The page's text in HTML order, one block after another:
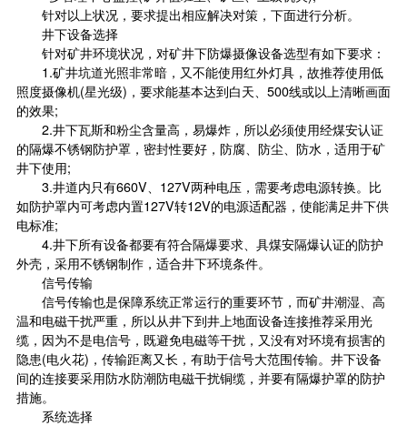
针对以上状况，要求提出相应解决对策，下面进行分析。
井下设备选择
针对矿井环境状况，对矿井下防爆摄像设备选型有如下要求：
1.矿井坑道光照非常暗，又不能使用红外灯具，故推荐使用低
照度摄像机(星光级)，要求能基本达到白天、500线或以上清晰画面
的效果;
2.井下瓦斯和粉尘含量高，易爆炸，所以必须使用经煤安认证
的隔爆不锈钢防护罩，密封性要好，防腐、防尘、防水，适用于矿
井下使用;
3.井道内只有660V、127V两种电压，需要考虑电源转换。比
如防护罩内可考虑内置127V转12V的电源适配器，使能满足井下供
电标准;
4.井下所有设备都要有符合隔爆要求、具煤安隔爆认证的防护
外壳，采用不锈钢制作，适合井下环境条件。
信号传输
信号传输也是保障系统正常运行的重要环节，而矿井潮湿、高
温和电磁干扰严重，所以从井下到井上地面设备连接推荐采用光
缆，因为不是电信号，既避免电磁等干扰，又没有对环境有损害的
隐患(电火花)，传输距离又长，有助于信号大范围传输。井下设备
间的连接要采用防水防潮防电磁干扰铜缆，并要有隔爆护罩的防护
措施。
系统选择